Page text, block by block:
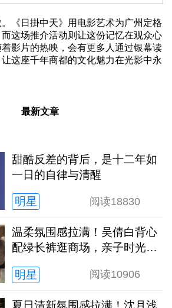
《日掛中天》用电影艺术为广州定格
这场推介活动则让这份记忆在观众心
影片的热映，会有更多人通过银幕读
这座千年商都的文化魅力在光影中永
最新文章
甜酷反差的背后，是十二年如
一日的自律与清醒
明星 阅读18830
温柔氛围感拉满！吴倩白背心
配绿长裤逛商场，亲子时光松
明星
阅读10906
夏日清新氛围感拉满！沈月浅